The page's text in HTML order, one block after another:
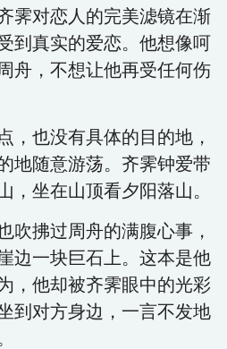
霁对恋人的完美滤镜在渐
到真实的爱恋。他想像呵
舟，不想让他再受任何伤
，也没有具体的目的地，
地随意游荡。齐霁钟爱带
，坐在山顶看夕阳落山。
吹拂过周舟的满腹心事，
边一块巨石上。这本是他
，他却被齐霁眼中的光彩
到对方身边，一言不发地